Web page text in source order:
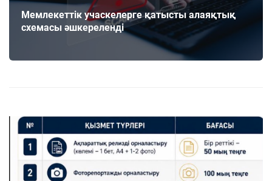
Мемлекеттік учаскелерге қатысты алаяқтық
схемасы әшкереленді